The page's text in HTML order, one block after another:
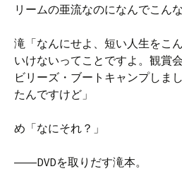
リームの亜流なのになんでこん
滝「なんにせよ、短い人生をこ
いけないってことですよ。観賞
ビリーズ・ブートキャンプしま
たんですけど」
め「なにそれ？」
――DVDを取りだす滝本。